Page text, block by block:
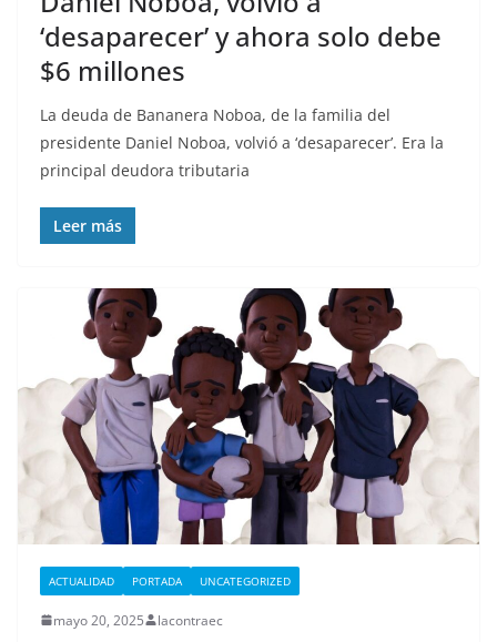
‘desaparecer’ y ahora solo debe
$6 millones
La deuda de Bananera Noboa, de la familia del
presidente Daniel Noboa, volvió a ‘desaparecer’. Era la
principal deudora tributaria
Leer más
ACTUALIDAD PORTADA UNCATEGORIZED
mayo 20, 2025 lacontraec